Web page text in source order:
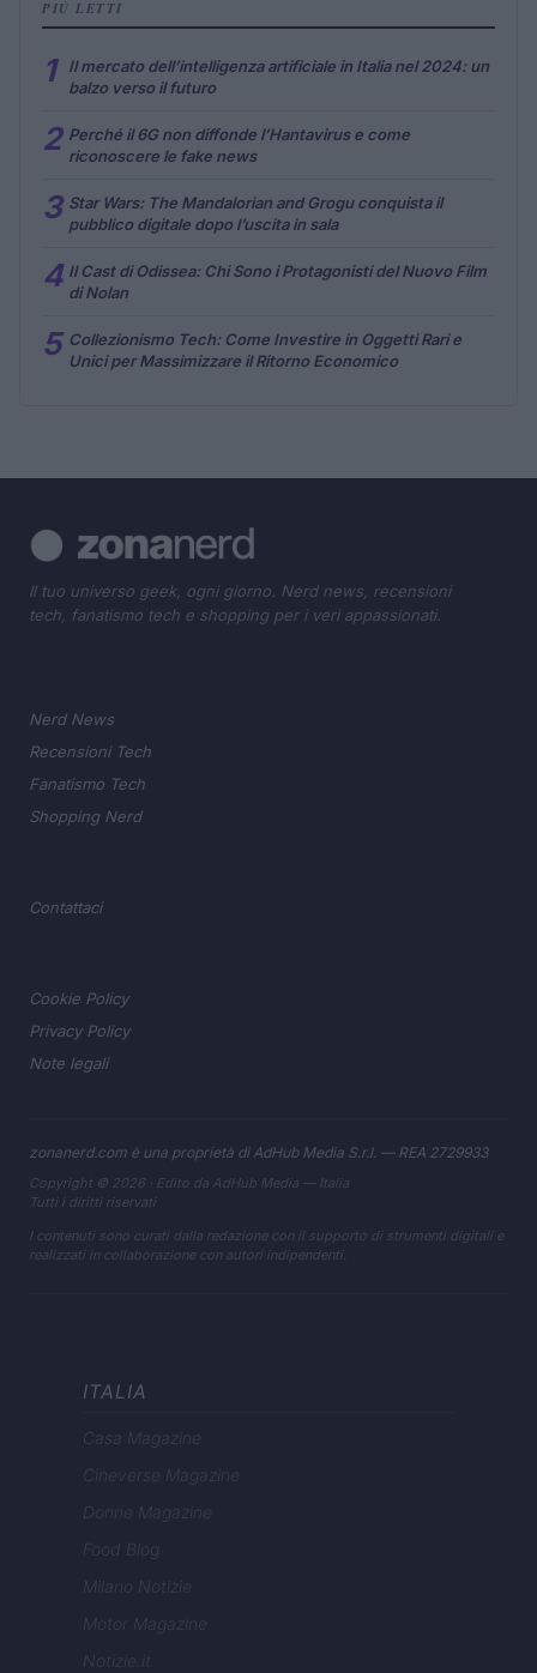
PIÙ LETTI
1
Il mercato dell’intelligenza artificiale in Italia nel 2024: un
balzo verso il futuro
2 Perché il 6G non diffonde l’Hantavirus e come
riconoscere le fake news
3 Star Wars: The Mandalorian and Grogu conquista il
pubblico digitale dopo l’uscita in sala
4 Il Cast di Odissea: Chi Sono i Protagonisti del Nuovo Film
di Nolan
5 Collezionismo Tech: Come Investire in Oggetti Rari e
Unici per Massimizzare il Ritorno Economico
Il tuo universo geek, ogni giorno. Nerd news, recensioni
tech, fanatismo tech e shopping per i veri appassionati.
Nerd News
Recensioni Tech
Fanatismo Tech
Shopping Nerd
Contattaci
Cookie Policy
Privacy Policy
Note legali
zonanerd.com è una proprietà di AdHub Media S.r.l. — REA 2729933
Copyright © 2026 · Edito da AdHub Media — Italia
Tutti i diritti riservati
I contenuti sono curati dalla redazione con il supporto di strumenti digitali e
realizzati in collaborazione con autori indipendenti.
ITALIA
Casa Magazine
Cineverse Magazine
Donne Magazine
Food Blog
Milano Notizie
Motor Magazine
Notizie.it